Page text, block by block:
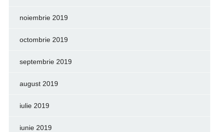
noiembrie 2019
octombrie 2019
septembrie 2019
august 2019
iulie 2019
iunie 2019